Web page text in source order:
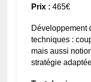
Prix : 465€
Développement
techniques :
mais aussi
stratégie